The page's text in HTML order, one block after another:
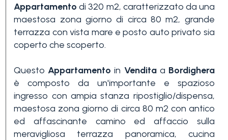
Appartamento di 320 m2, caratterizzato da una
maestosa zona giorno di circa 80 m2, grande
terrazza con vista mare e posto auto privato sia
coperto che scoperto.
QuestoAppartamento in Venditaa Bordighera
è composto da un'importante e spazioso
ingresso con ampia stanza ripostiglio/dispensa,
maestosa zona giorno di circa 80 m2 con antico
ed affascinante camino ed affaccio sulla
meravigliosa terrazza panoramica, cucina
Camere
minime
2